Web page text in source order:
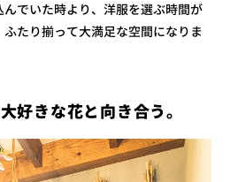
んでいた時より、洋服を選ぶ時間が
たり揃って大満足な空間になりま
好きな花と向き合う。